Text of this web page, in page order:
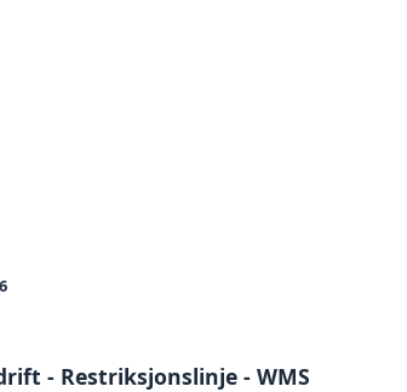
6
- Restriksjonslinje - WMS